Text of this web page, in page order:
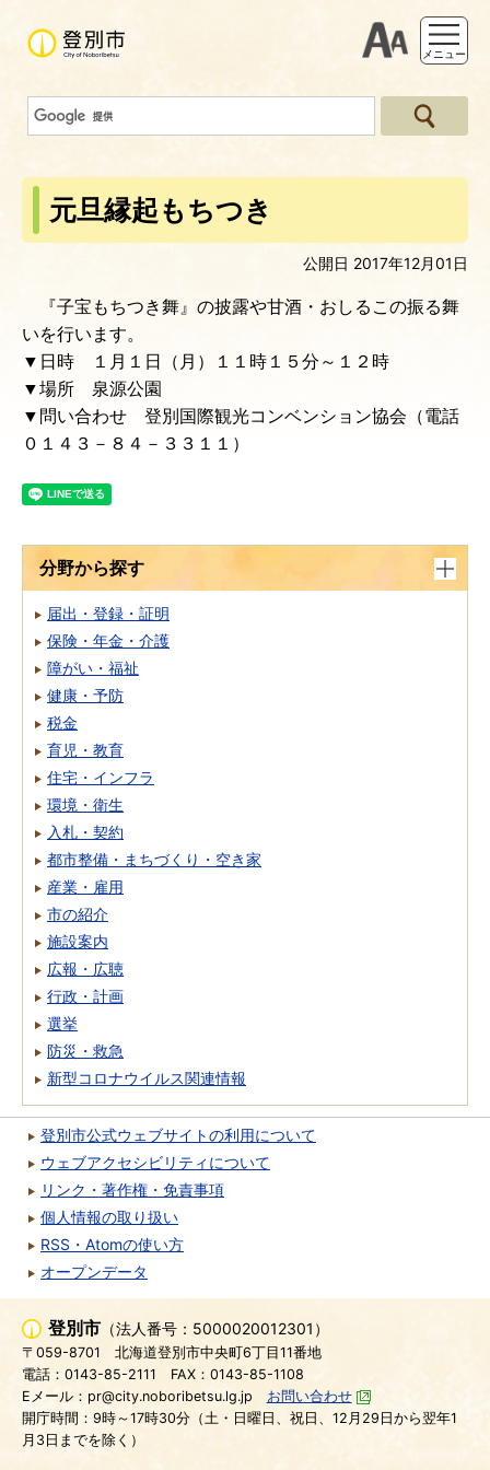
支援ツー
メニュー
元旦縁起もちつき
公開日 2017年12月01日
『子宝もちつき舞』の披露や甘酒・おしるこの振る舞
いを行います。
▼日時 １月１日（月）１１時１５分～１２時
▼場所 泉源公園
▼問い合わせ 登別国際観光コンベンション協会（電話
０１４３－８４－３３１１）
分野から探す
届出・登録・証明
保険・年金・介護
障がい・福祉
健康・予防
税金
育児・教育
住宅・インフラ
環境・衛生
入札・契約
都市整備・まちづくり・空き家
産業・雇用
市の紹介
施設案内
広報・広聴
行政・計画
選挙
防災・救急
新型コロナウイルス関連情報
登別市公式ウェブサイトの利用について
ウェブアクセシビリティについて
リンク・著作権・免責事項
個人情報の取り扱い
RSS・Atomの使い方
オープンデータ
登別市 （法人番号：5000020012301）
〒059-8701
北海道登別市中央町6丁目11番地
電話：0143-85-2111
FAX：0143-85-1108
Eメール：pr@city.noboribetsu.lg.jp
お問い合わせ
開庁時間：9時～17時30分（土・日曜日、祝日、12月29日から翌年1
月3日までを除く）